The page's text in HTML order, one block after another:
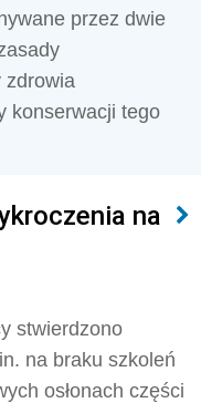
przez dwie
zdrowia
konserwacji tego
na
stwierdzono
na braku szkoleń
osłonach części